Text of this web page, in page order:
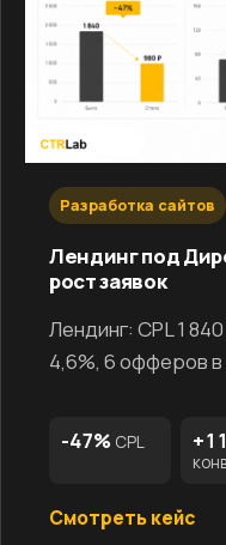
Разработка сайтов
Лендинг под
рост заявок
Лендинг: CPL 1
4,6%, 6 офферов в
-47% CPL
Смотреть кейс